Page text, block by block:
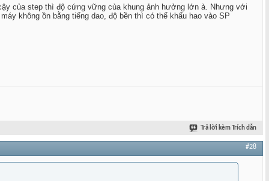
của step thì độ cứng vững của khung ảnh hưởng lớn à. Nhưng với
không ồn bằng tiếng dao, độ bền thì có thể khấu hao vào SP
Trả lời kèm Trích dẫn
#28